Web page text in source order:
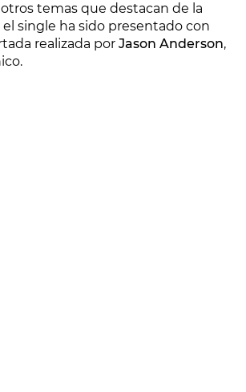
temas que destacan de la
el single ha sido presentado con
realizada por Jason Anderson,